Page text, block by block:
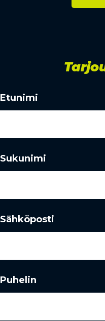
Etunimi
Sukunimi
Sähköposti
Puhelin